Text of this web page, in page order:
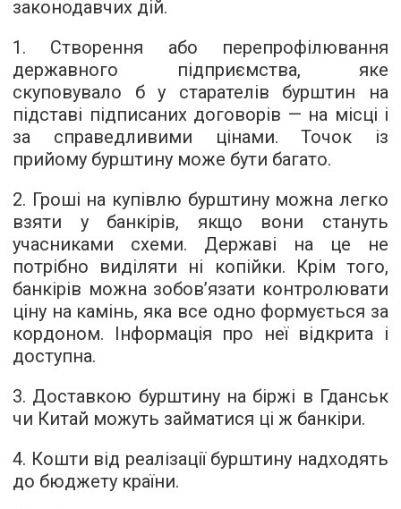
законодавчих дій.
1. Створення або перепрофілювання
державного підприємства, яке
скуповувало б у старателів бурштин на
підставі підписаних договорів — на місці і
за справедливими цінами. Точок із
прийому бурштину може бути багато.
2. Гроші на купівлю бурштину можна легко
взяти у банкірів, якщо вони стануть
учасниками схеми. Державі на це не
потрібно виділяти ні копійки. Крім того,
банкірів можна зобов’язати контролювати
ціну на камінь, яка все одно формується за
кордоном. Інформація про неї відкрита і
доступна.
3. Доставкою бурштину на біржі в Гданськ
чи Китай можуть займатися ці ж банкіри.
4. Кошти від реалізації бурштину надходять
до бюджету країни.